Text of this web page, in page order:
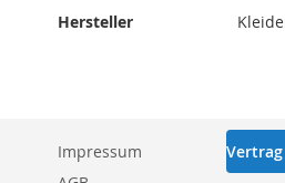
Hersteller
Impressum